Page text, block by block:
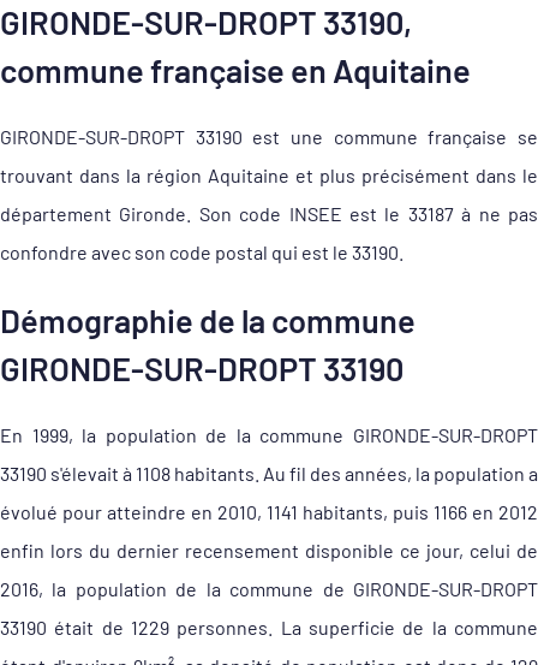
GIRONDE-SUR-DROPT 33190,
commune française en Aquitaine
GIRONDE-SUR-DROPT 33190 est une commune française se
trouvant dans la région Aquitaine et plus précisément dans le
département Gironde. Son code INSEE est le 33187 à ne pas
confondre avec son code postal qui est le 33190.
Démographie de la commune
GIRONDE-SUR-DROPT 33190
En 1999, la population de la commune GIRONDE-SUR-DROPT
33190 s'élevait à 1108 habitants. Au fil des années, la population a
évolué pour atteindre en 2010, 1141 habitants, puis 1166 en 2012
enfin lors du dernier recensement disponible ce jour, celui de
2016, la population de la commune de GIRONDE-SUR-DROPT
33190 était de 1229 personnes. La superficie de la commune